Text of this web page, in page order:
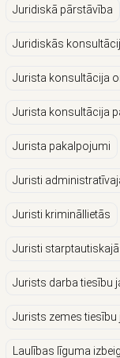
Juridiskā pārstāvība
Juridiskās
Jurista konsultācija
Jurista konsultācija
Jurista pakalpojumi
Juristi
Juristi krimināllietās
Juristi
Jurists darba tiesību
Jurists zemes tiesību
Laulības līguma